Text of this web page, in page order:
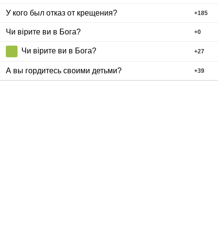
У кого был отказ от крещения? +185
Чи вірите ви в Бога? +0
Чи вірите ви в Бога? +27
А вы гордитесь своими детьми? +39